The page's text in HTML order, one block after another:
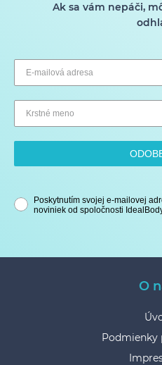
Ak sa vám nepáči,
Poskytnutím svojej e-mailovej
noviniek od spoločnosti
O
Podmienky